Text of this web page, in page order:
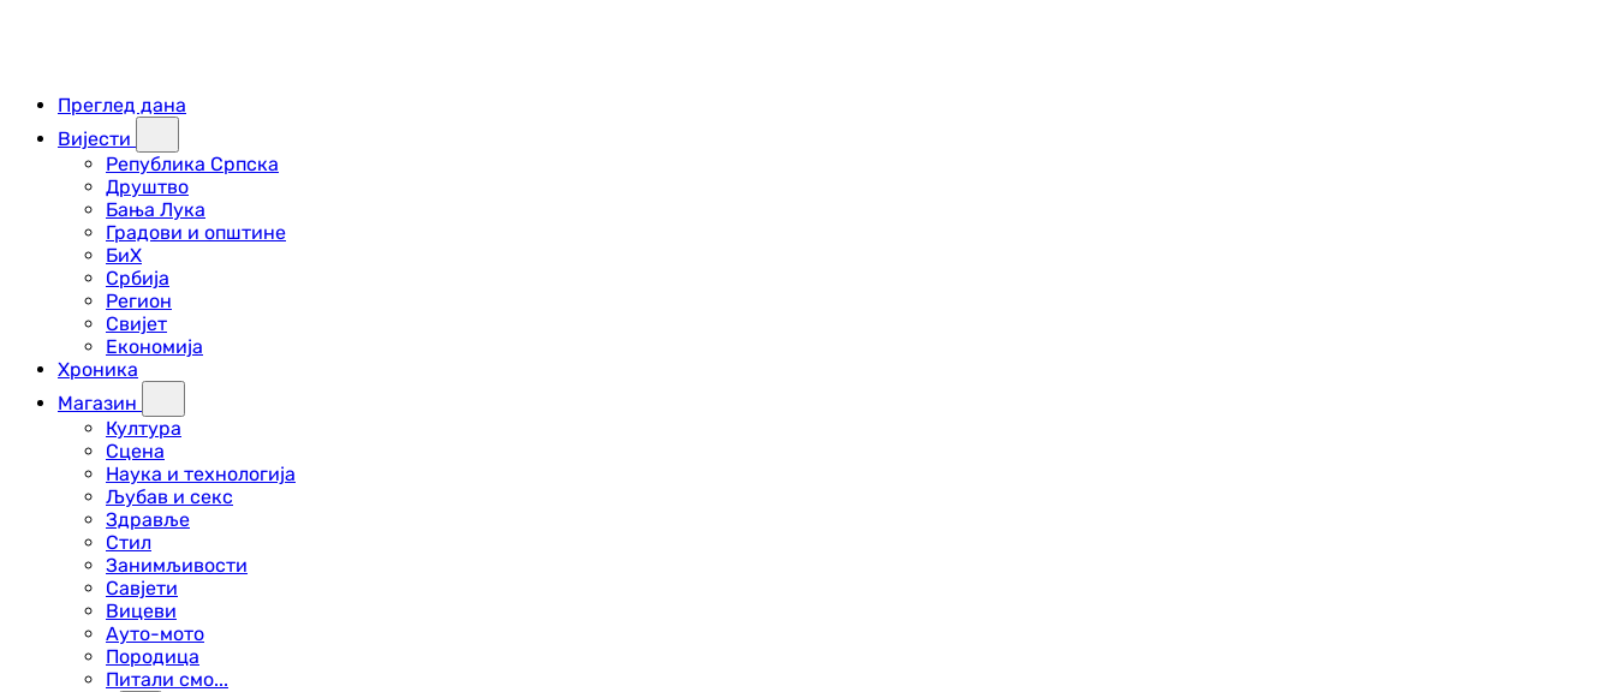
Преглед дана
Вијести
Република Српска
Друштво
Бања Лука
Градови и општине
БиХ
Србија
Регион
Свијет
Економија
Хроника
Магазин
Култура
Сцена
Наука и технологија
Љубав и секс
Здравље
Стил
Занимљивости
Савјети
Вицеви
Ауто-мото
Породица
Питали смо...